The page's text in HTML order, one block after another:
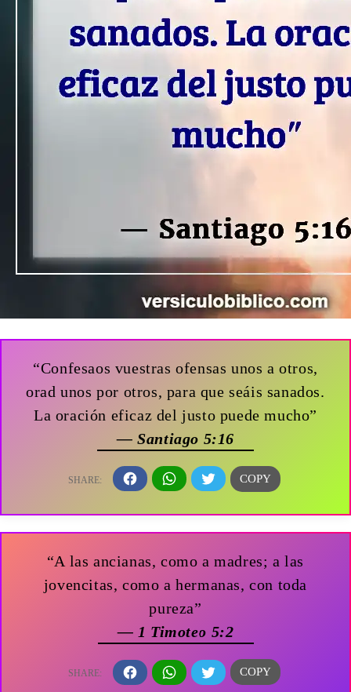
“Confesaos vuestras ofensas unos a otros,
orad unos por otros, para que seáis sanados.
La oración eficaz del justo puede mucho”
— Santiago 5:16
“A las ancianas, como a madres; a las
jovencitas, como a hermanas, con toda
pureza”
— 1 Timoteo 5:2